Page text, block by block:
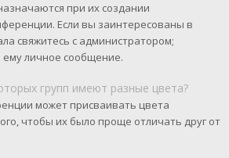
при их создании
Если вы заинтересованы в
свяжитесь с администратором;
личное сообщение.
групп имеют разные цвета?
может присваивать цвета
чтобы их было проще отличать друг от